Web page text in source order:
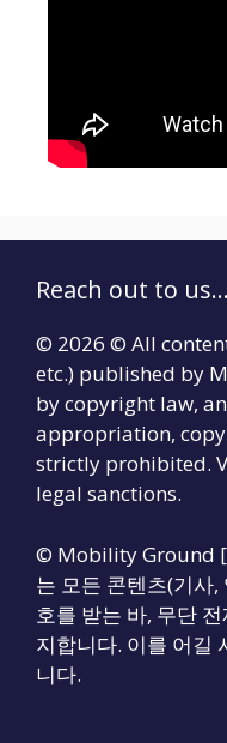
Reach out to us...
© 2026 © All
etc.) published by
by copyright law,
appropriation,
strictly prohibited.
legal sanctions.
© Mobility Ground [
는 모든 콘텐츠(기사,
호를 받는 바, 무단
지합니다. 이를 어길
니다.